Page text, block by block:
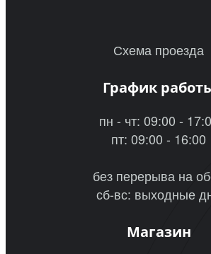
Схема проезда
График
пн - чт: 09:00 -
пт: 09:00 - 16:00
без перерыва на
сб-вс: выходные
Магазин